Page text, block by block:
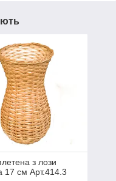
з лози
17 см Арт.414.3